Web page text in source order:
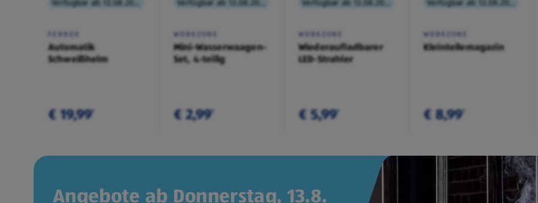
FERREX
Automatik
Schweißhelm
€ 19,99¹
WORKZONE
Mini-Wasserwaagen-
Set, 4-teilig
€ 2,99¹
WORKZONE
Wiederaufladbarer
LED-Strahler
€ 5,99¹
WORKZONE
Kleinteilemagazin
€ 8,99¹
Angebote ab Donnerstag, 13.8.